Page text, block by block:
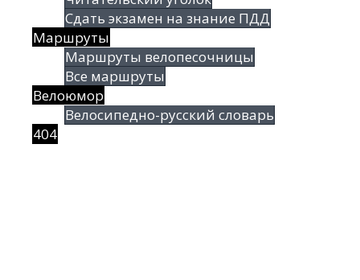
Сдать экзамен на знание ПДД
Маршруты
Маршруты велопесочницы
Все маршруты
Велоюмор
Велосипедно-русский словарь
404